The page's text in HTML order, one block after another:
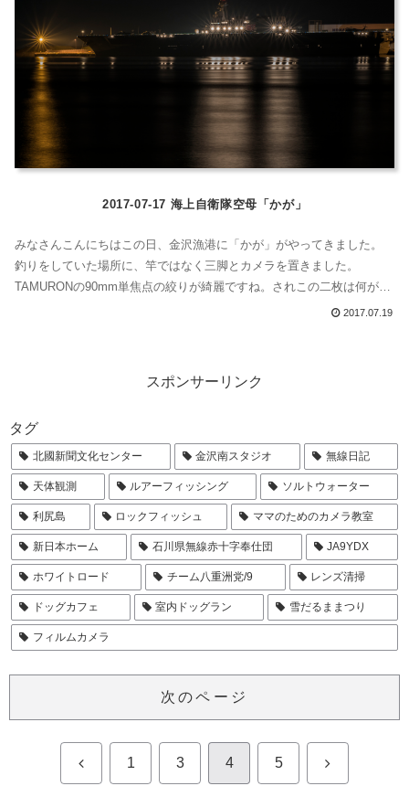
2017-07-17 海上自衛隊空母「かが」
みなさんこんにちはこの日、金沢漁港に「かが」がやってきました。
釣りをしていた場所に、竿ではなく三脚とカメラを置きました。
TAMURONの90mm単焦点の絞りが綺麗ですね。されこの二枚は何が違
うでしょう。絞り値でしょうか、それとも露光時間でしょうか。 正解
2017.07.19
スポンサーリンク
タグ
北國新聞文化センター 金沢南スタジオ 無線日記
天体観測 ルアーフィッシング ソルトウォーター
利尻島 ロックフィッシュ ママのためのカメラ教室
新日本ホーム 石川県無線赤十字奉仕団 JA9YDX
ホワイトロード チーム八重洲党/9 レンズ清掃
ドッグカフェ 室内ドッグラン 雪だるままつり
フィルムカメラ
次のページ
前 1 3 4 5 次